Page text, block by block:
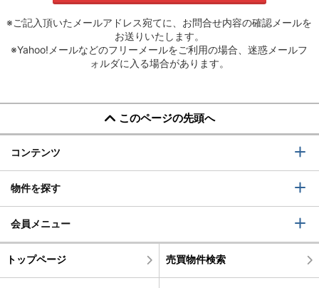
※ご記入頂いたメールアドレス宛てに、お問合せ内容の確認メールを
お送りいたします。
※Yahoo!メールなどのフリーメールをご利用の場合、迷惑メールフ
ォルダに入る場合があります。
このページの先頭へ
コンテンツ
物件を探す
会員メニュー
トップページ 売買物件検索